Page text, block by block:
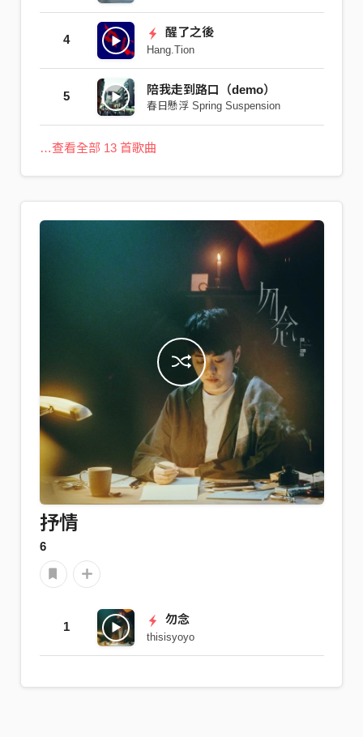
4
醒了之後
Hang.Tion
5 陪我走到路口（demo）
春日懸浮 Spring Suspension
…查看全部 13 首歌曲
抒情
6
1
勿念
thisisyoyo